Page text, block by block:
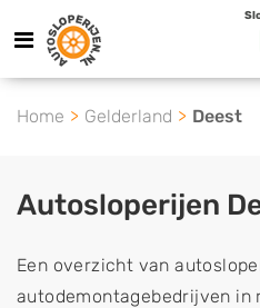
Home Gelderland Deest
Autosloperijen
Een overzicht van
autodemontagebedrijven in